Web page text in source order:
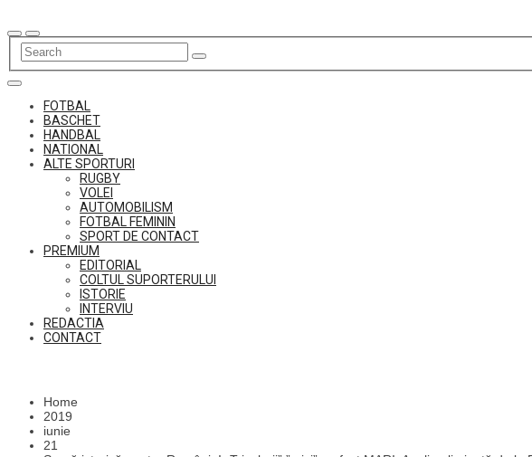
to
content
FOTBAL
BASCHET
HANDBAL
NATIONAL
ALTE SPORTURI
RUGBY
VOLEI
AUTOMOBILISM
FOTBAL FEMININ
SPORT DE CONTACT
PREMIUM
EDITORIAL
COLTUL SUPORTERULUI
ISTORIE
INTERVIU
REDACTIA
CONTACT
Home
2019
iunie
21